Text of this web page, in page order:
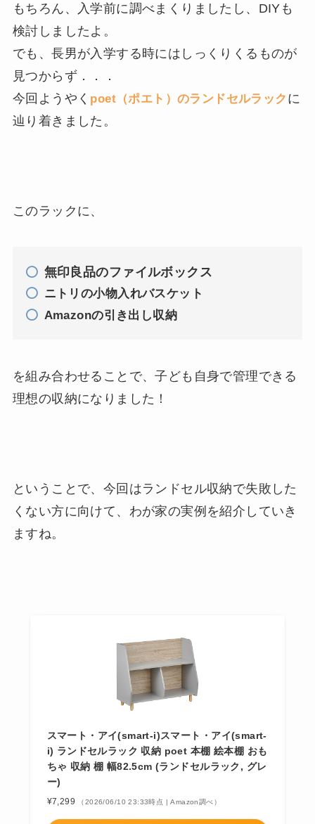
もちろん、入学前に調べまくりましたし、DIYも
検討しましたよ。
でも、長男が入学する時にはしっくりくるものが
見つからず．．．
今回ようやく poet（ポエト）のランドセルラック に
辿り着きました。
このラックに、
無印良品のファイルボックス
ニトリの小物入れバスケット
Amazonの引き出し収納
を組み合わせることで、子ども自身で管理できる
理想の収納になりました！
ということで、今回はランドセル収納で失敗した
くない方に向けて、わが家の実例を紹介していき
ますね。
スマート・アイ(smart-i)スマート・アイ(smart-
i) ランドセルラック 収納 poet 本棚 絵本棚 おも
ちゃ 収納 棚 幅82.5cm (ランドセルラック, グレ
ー)
¥7,299 （2026/06/10 23:33時点 | Amazon調べ）